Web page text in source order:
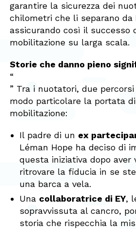
garantire la sicurezza dei
chilometri che li separano da
assicurando così il successo
mobilitazione su larga scala.
Storie che danno pieno
“
” Tra i nuotatori, due
modo particolare la portata
mobilitazione:
Il padre di un ex
Léman Hope ha deciso di
questa iniziativa dopo aver
ritrovare la fiducia in se
una barca a vela.
Una collaboratrice di EY,
sopravvissuta al cancro,
storia che rispecchia la